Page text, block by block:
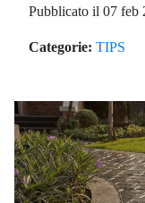
Pubblicato il 07 feb
Categorie: TIPS